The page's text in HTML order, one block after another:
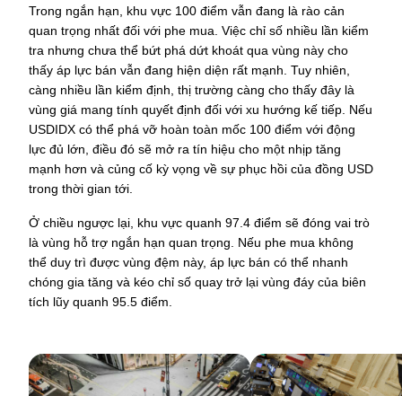
Trong ngắn hạn, khu vực 100 điểm vẫn đang là rào cản
quan trọng nhất đối với phe mua. Việc chỉ số nhiều lần kiểm
tra nhưng chưa thể bứt phá dứt khoát qua vùng này cho
thấy áp lực bán vẫn đang hiện diện rất mạnh. Tuy nhiên,
càng nhiều lần kiểm định, thị trường càng cho thấy đây là
vùng giá mang tính quyết định đối với xu hướng kế tiếp. Nếu
USDIDX có thể phá vỡ hoàn toàn mốc 100 điểm với động
lực đủ lớn, điều đó sẽ mở ra tín hiệu cho một nhịp tăng
mạnh hơn và củng cố kỳ vọng về sự phục hồi của đồng USD
trong thời gian tới.
Ở chiều ngược lại, khu vực quanh 97.4 điểm sẽ đóng vai trò
là vùng hỗ trợ ngắn hạn quan trọng. Nếu phe mua không
thể duy trì được vùng đệm này, áp lực bán có thể nhanh
chóng gia tăng và kéo chỉ số quay trở lại vùng đáy của biên
tích lũy quanh 95.5 điểm.